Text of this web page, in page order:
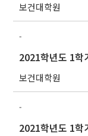
보건대학원
-
2021학년도 1학
보건대학원
-
2021학년도 1학